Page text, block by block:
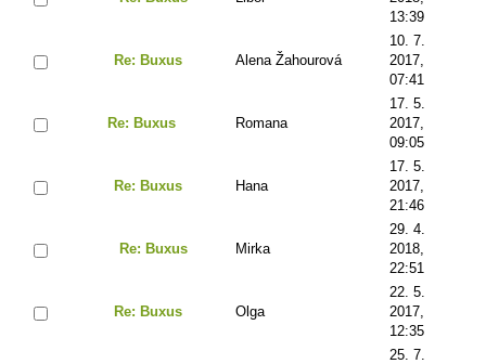
13:39
Re: Buxus Alena Žahourová
10. 7.
2017,
07:41
Re: Buxus Romana
17. 5.
2017,
09:05
Re: Buxus Hana
17. 5.
2017,
21:46
Re: Buxus Mirka
29. 4.
2018,
22:51
Re: Buxus Olga
22. 5.
2017,
12:35
25. 7.